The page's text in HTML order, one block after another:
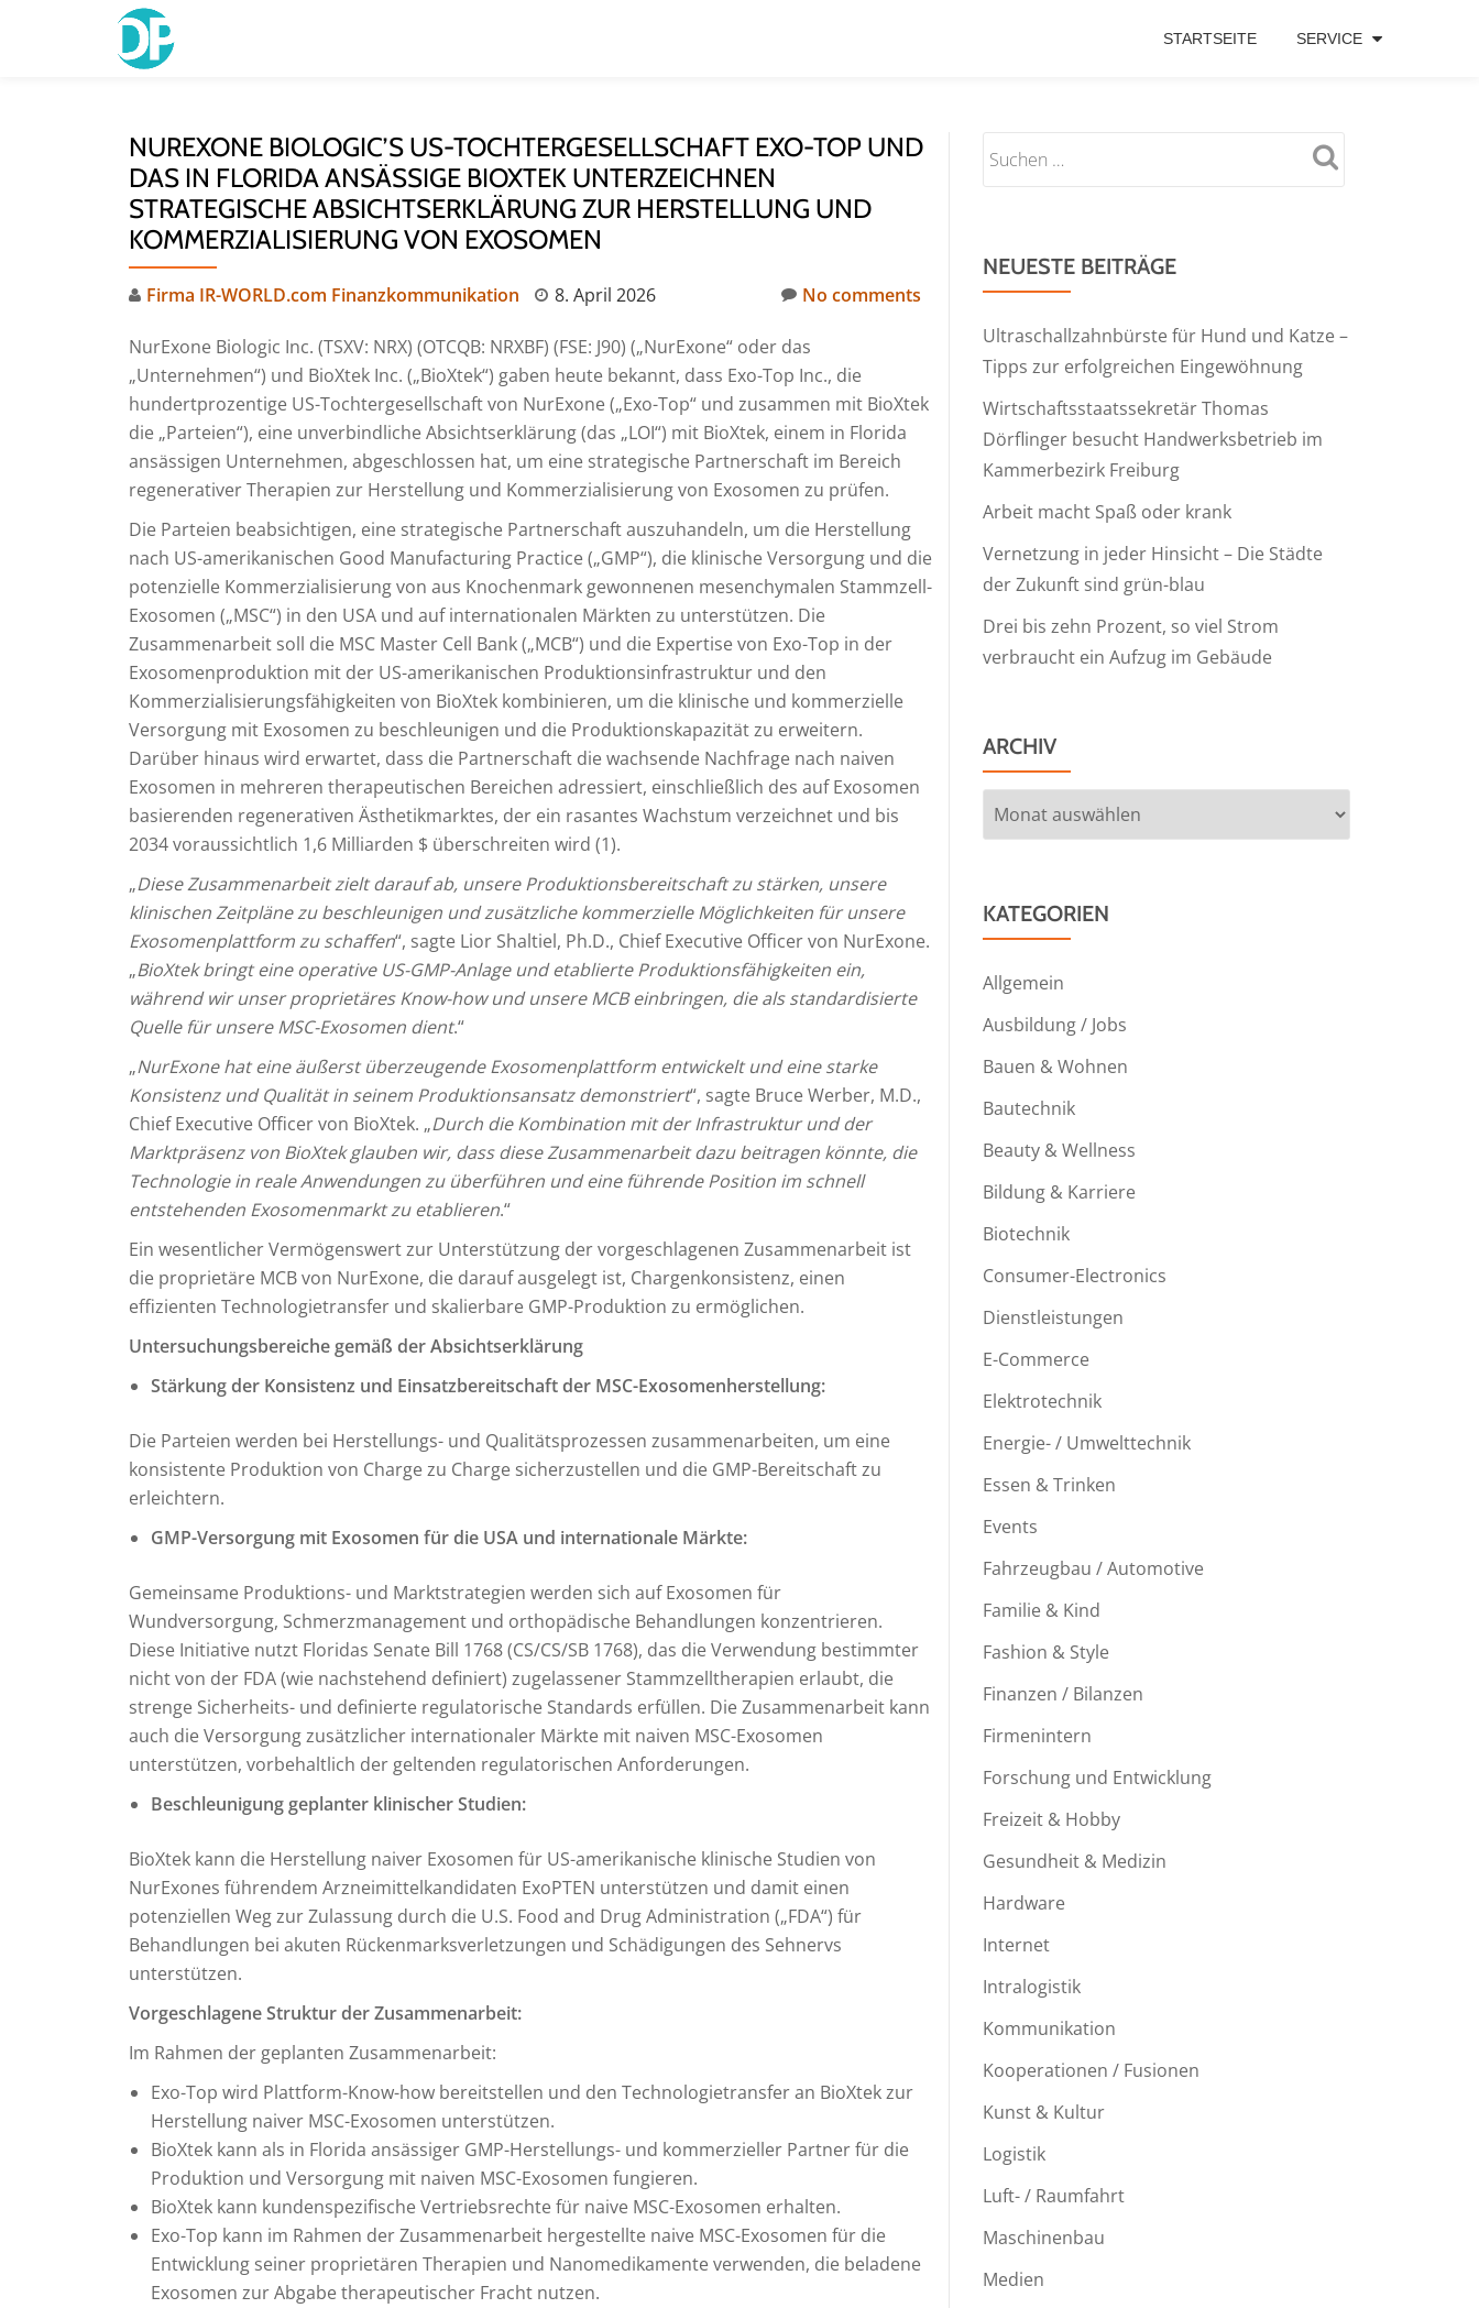
STARTSEITE SERVICE
NUREXONE BIOLOGIC’S US-TOCHTERGESELLSCHAFT EXO-TOP UND
DAS IN FLORIDA ANSÄSSIGE BIOXTEK UNTERZEICHNEN
STRATEGISCHE ABSICHTSERKLÄRUNG ZUR HERSTELLUNG UND
KOMMERZIALISIERUNG VON EXOSOMEN
Firma IR-WORLD.com Finanzkommunikation 8. April 2026 No comments
NurExone Biologic Inc. (TSXV: NRX) (OTCQB: NRXBF) (FSE: J90) („NurExone“ oder das
„Unternehmen“) und BioXtek Inc. („BioXtek“) gaben heute bekannt, dass Exo-Top Inc., die
hundertprozentige US-Tochtergesellschaft von NurExone („Exo-Top“ und zusammen mit BioXtek
die „Parteien“), eine unverbindliche Absichtserklärung (das „LOI“) mit BioXtek, einem in Florida
ansässigen Unternehmen, abgeschlossen hat, um eine strategische Partnerschaft im Bereich
regenerativer Therapien zur Herstellung und Kommerzialisierung von Exosomen zu prüfen.
Die Parteien beabsichtigen, eine strategische Partnerschaft auszuhandeln, um die Herstellung
nach US-amerikanischen Good Manufacturing Practice („GMP“), die klinische Versorgung und die
potenzielle Kommerzialisierung von aus Knochenmark gewonnenen mesenchymalen Stammzell-
Exosomen („MSC“) in den USA und auf internationalen Märkten zu unterstützen. Die
Zusammenarbeit soll die MSC Master Cell Bank („MCB“) und die Expertise von Exo-Top in der
Exosomenproduktion mit der US-amerikanischen Produktionsinfrastruktur und den
Kommerzialisierungsfähigkeiten von BioXtek kombinieren, um die klinische und kommerzielle
Versorgung mit Exosomen zu beschleunigen und die Produktionskapazität zu erweitern.
Darüber hinaus wird erwartet, dass die Partnerschaft die wachsende Nachfrage nach naiven
Exosomen in mehreren therapeutischen Bereichen adressiert, einschließlich des auf Exosomen
basierenden regenerativen Ästhetikmarktes, der ein rasantes Wachstum verzeichnet und bis
2034 voraussichtlich 1,6 Milliarden $ überschreiten wird (1).
„Diese Zusammenarbeit zielt darauf ab, unsere Produktionsbereitschaft zu stärken, unsere
klinischen Zeitpläne zu beschleunigen und zusätzliche kommerzielle Möglichkeiten für unsere
Exosomenplattform zu schaffen“, sagte Lior Shaltiel, Ph.D., Chief Executive Officer von NurExone.
„BioXtek bringt eine operative US-GMP-Anlage und etablierte Produktionsfähigkeiten ein,
während wir unser proprietäres Know-how und unsere MCB einbringen, die als standardisierte
Quelle für unsere MSC-Exosomen dient.“
„NurExone hat eine äußerst überzeugende Exosomenplattform entwickelt und eine starke
Konsistenz und Qualität in seinem Produktionsansatz demonstriert“, sagte Bruce Werber, M.D.,
Chief Executive Officer von BioXtek. „Durch die Kombination mit der Infrastruktur und der
Marktpräsenz von BioXtek glauben wir, dass diese Zusammenarbeit dazu beitragen könnte, die
Technologie in reale Anwendungen zu überführen und eine führende Position im schnell
entstehenden Exosomenmarkt zu etablieren.“
Ein wesentlicher Vermögenswert zur Unterstützung der vorgeschlagenen Zusammenarbeit ist
die proprietäre MCB von NurExone, die darauf ausgelegt ist, Chargenkonsistenz, einen
effizienten Technologietransfer und skalierbare GMP-Produktion zu ermöglichen.
Untersuchungsbereiche gemäß der Absichtserklärung
Stärkung der Konsistenz und Einsatzbereitschaft der MSC-Exosomenherstellung:
Die Parteien werden bei Herstellungs- und Qualitätsprozessen zusammenarbeiten, um eine
konsistente Produktion von Charge zu Charge sicherzustellen und die GMP-Bereitschaft zu
erleichtern.
GMP-Versorgung mit Exosomen für die USA und internationale Märkte:
Gemeinsame Produktions- und Marktstrategien werden sich auf Exosomen für
Wundversorgung, Schmerzmanagement und orthopädische Behandlungen konzentrieren.
Diese Initiative nutzt Floridas Senate Bill 1768 (CS/CS/SB 1768), das die Verwendung bestimmter
nicht von der FDA (wie nachstehend definiert) zugelassener Stammzelltherapien erlaubt, die
strenge Sicherheits- und definierte regulatorische Standards erfüllen. Die Zusammenarbeit kann
auch die Versorgung zusätzlicher internationaler Märkte mit naiven MSC-Exosomen
unterstützen, vorbehaltlich der geltenden regulatorischen Anforderungen.
Beschleunigung geplanter klinischer Studien:
BioXtek kann die Herstellung naiver Exosomen für US-amerikanische klinische Studien von
NurExones führendem Arzneimittelkandidaten ExoPTEN unterstützen und damit einen
potenziellen Weg zur Zulassung durch die U.S. Food and Drug Administration („FDA“) für
Behandlungen bei akuten Rückenmarksverletzungen und Schädigungen des Sehnervs
unterstützen.
Vorgeschlagene Struktur der Zusammenarbeit:
Im Rahmen der geplanten Zusammenarbeit:
Exo-Top wird Plattform-Know-how bereitstellen und den Technologietransfer an BioXtek zur
Herstellung naiver MSC-Exosomen unterstützen.
BioXtek kann als in Florida ansässiger GMP-Herstellungs- und kommerzieller Partner für die
Produktion und Versorgung mit naiven MSC-Exosomen fungieren.
BioXtek kann kundenspezifische Vertriebsrechte für naive MSC-Exosomen erhalten.
Exo-Top kann im Rahmen der Zusammenarbeit hergestellte naive MSC-Exosomen für die
Entwicklung seiner proprietären Therapien und Nanomedikamente verwenden, die beladene
Exosomen zur Abgabe therapeutischer Fracht nutzen.
NEUESTE BEITRÄGE
Ultraschallzahnbürste für Hund und Katze –
Tipps zur erfolgreichen Eingewöhnung
Wirtschaftsstaatssekretär Thomas
Dörflinger besucht Handwerksbetrieb im
Kammerbezirk Freiburg
Arbeit macht Spaß oder krank
Vernetzung in jeder Hinsicht – Die Städte
der Zukunft sind grün-blau
Drei bis zehn Prozent, so viel Strom
verbraucht ein Aufzug im Gebäude
ARCHIV
Archiv
KATEGORIEN
Allgemein
Ausbildung / Jobs
Bauen & Wohnen
Bautechnik
Beauty & Wellness
Bildung & Karriere
Biotechnik
Consumer-Electronics
Dienstleistungen
E-Commerce
Elektrotechnik
Energie- / Umwelttechnik
Essen & Trinken
Events
Fahrzeugbau / Automotive
Familie & Kind
Fashion & Style
Finanzen / Bilanzen
Firmenintern
Forschung und Entwicklung
Freizeit & Hobby
Gesundheit & Medizin
Hardware
Internet
Intralogistik
Kommunikation
Kooperationen / Fusionen
Kunst & Kultur
Logistik
Luft- / Raumfahrt
Maschinenbau
Medien